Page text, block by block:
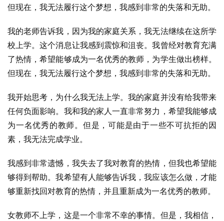
但现在，我无法履行这个梦想，我感到非常的失落和无助。
我的老师告诉我，因为我的家庭关系，我无法继续在这所学
校上学。这个消息让我感到震惊和沮丧。我曾经对教育充满
了热情，希望能够成为一名优秀的教师，为学生做出榜样。
但现在，我无法履行这个梦想，我感到非常的失落和无助。
我开始思考，为什么我无法上学。我的家庭并没有给我带来
任何负面影响。我和我的家人一直非常努力，希望我能够成
为一名优秀的教师。但是，可能是由于一些不可抗拒的因
素，我无法完成学业。
我感到非常遗憾，我失去了我对教育的热情，但我也希望能
够得到帮助。我希望有人能够告诉我，我应该怎么做，才能
够重新找回对教育的热情，并且重新成为一名优秀的教师。
女教师不上学，这是一个非常不幸的事情。但是，我相信，